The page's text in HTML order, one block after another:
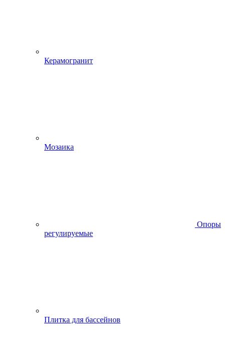
Керамогранит
Мозаика
Опоры
регулируемые
Плитка для бассейнов